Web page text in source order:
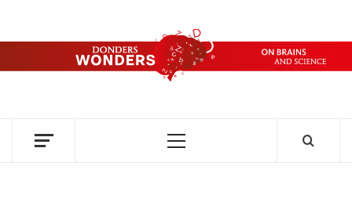
de
DONDERS
OVER HERSENEN EN WETENSCHAP // ON BRAINS AND
Primair